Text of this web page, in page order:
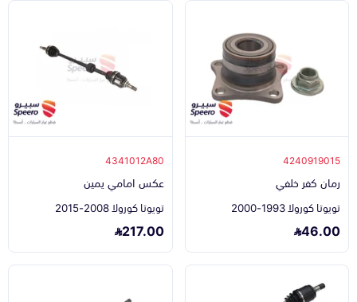
4240919015
رمان كفر خلفي
تويوتا كورولا 1993-2000
46.00
4341012A80
عكس امامي يمين
تويوتا كورولا 2008-2015
217.00